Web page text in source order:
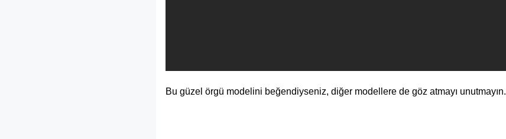
Bu güzel örgü modelini beğendiyseniz, diğer modellere de göz atmayı unutmayın.